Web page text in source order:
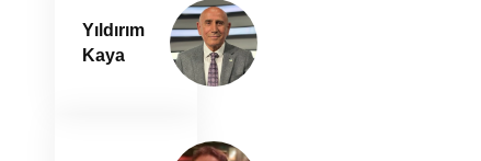
Yıldırım
Kaya